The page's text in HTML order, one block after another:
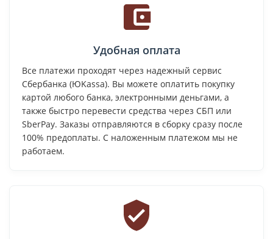
Удобная оплата
Все платежи проходят через надежный сервис
Сбербанка (ЮKassa). Вы можете оплатить покупку
картой любого банка, электронными деньгами, а
также быстро перевести средства через СБП или
SberPay. Заказы отправляются в сборку сразу после
100% предоплаты. С наложенным платежом мы не
работаем.